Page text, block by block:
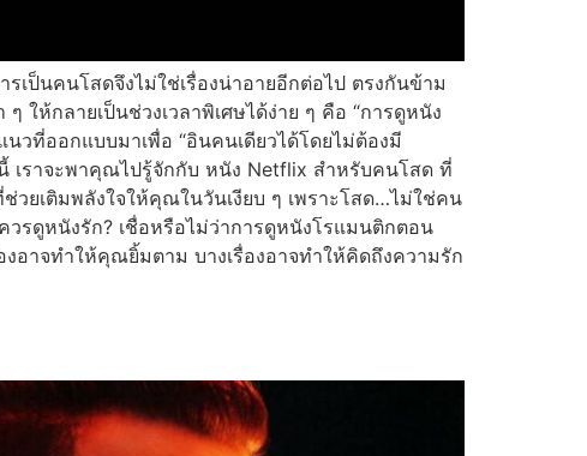
ป็นคนโสดจึงไม่ใช่เรื่องน่าอายอีกต่อไป ตรงกันข้าม
ห้กลายเป็นช่วงเวลาพิเศษได้ง่าย ๆ คือ “การดูหนัง
ที่ออกแบบมาเพื่อ “อินคนเดียวได้โดยไม่ต้องมี
นี้ เราจะพาคุณไปรู้จักกับ หนัง Netflix สำหรับคนโสด ที่
ยเติมพลังใจให้คุณในวันเงียบ ๆ เพราะโสด…ไม่ใช่คน
ดูหนังรัก? เชื่อหรือไม่ว่าการดูหนังโรแมนติกตอน
อาจทำให้คุณยิ้มตาม บางเรื่องอาจทำให้คิดถึงความรัก